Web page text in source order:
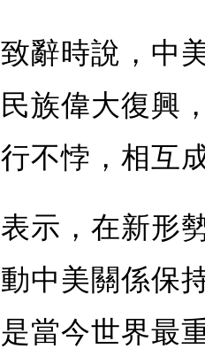
辭時說，中
族偉大復興
不悖，相互
示，在新形
中美關係保
當今世界最